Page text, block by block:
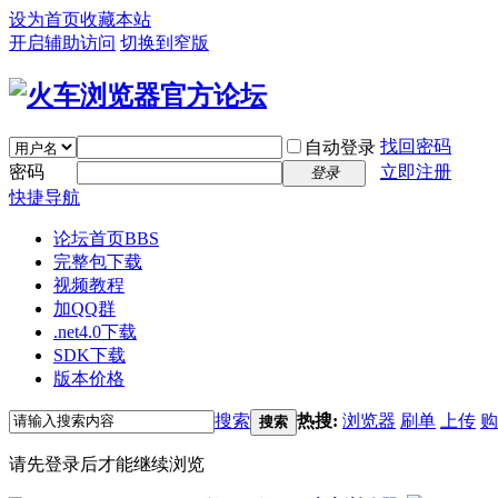
设为首页收藏本站
开启辅助访问 切换到窄版
自动登录 找回密码
密码
登录
立即注册
快捷导航
论坛首页BBS
完整包下载
视频教程
加QQ群
.net4.0下载
SDK下载
版本价格
搜索 搜索 热搜: 浏览器 刷单 上传
请先登录后才能继续浏览